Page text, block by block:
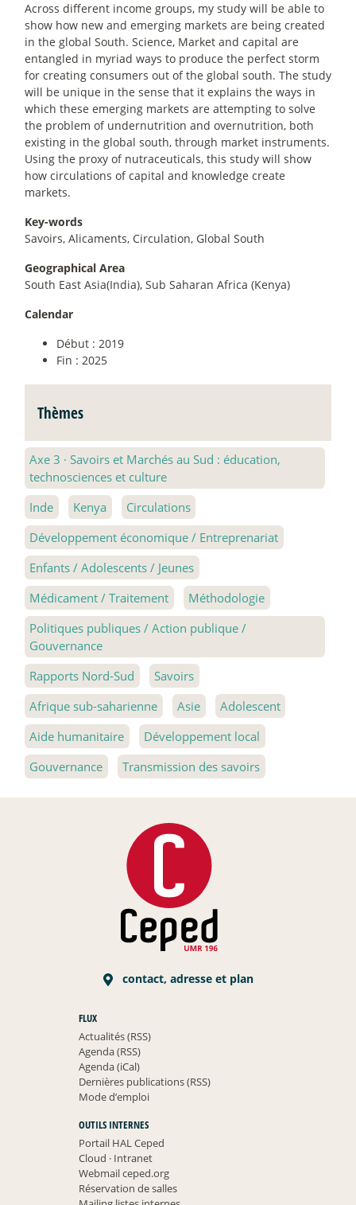
Across different income groups, my study will be able to
show how new and emerging markets are being created
in the global South. Science, Market and capital are
entangled in myriad ways to produce the perfect storm
for creating consumers out of the global south. The study
will be unique in the sense that it explains the ways in
which these emerging markets are attempting to solve
the problem of undernutrition and overnutrition, both
existing in the global south, through market instruments.
Using the proxy of nutraceuticals, this study will show
how circulations of capital and knowledge create
markets.
Key-words
Savoirs, Alicaments, Circulation, Global South
Geographical Area
South East Asia(India), Sub Saharan Africa (Kenya)
Calendar
Début : 2019
Fin : 2025
Thèmes
Axe 3 · Savoirs et Marchés au Sud : éducation,
technosciences et culture
Inde
Kenya
Circulations
Développement économique / Entreprenariat
Enfants / Adolescents / Jeunes
Médicament / Traitement
Méthodologie
Politiques publiques / Action publique /
Gouvernance
Rapports Nord-Sud
Savoirs
Afrique sub-saharienne
Asie
Adolescent
Aide humanitaire
Développement local
Gouvernance
Transmission des savoirs
contact, adresse et plan
FLUX
Actualités (RSS)
Agenda (RSS)
Agenda (iCal)
Dernières publications (RSS)
Mode d’emploi
OUTILS INTERNES
Portail HAL Ceped
Cloud ·Intranet
Webmail ceped.org
Réservation de salles